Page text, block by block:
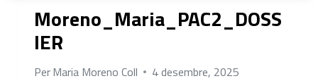
Moreno_Maria_PAC2_DOSS
IER
PerMaria Moreno Coll 4 desembre, 2025